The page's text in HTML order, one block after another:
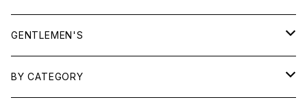
TOPS
SHIRTS
OUTERWEAR
GENTLEMEN'S
TOPS
BY CATEGORY